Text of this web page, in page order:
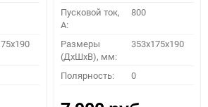
ПОДОБРАТЬ
Пусковой ток,
A:
800
Размеры
(ДхШхВ), мм:
353x175x190
Полярность: 0